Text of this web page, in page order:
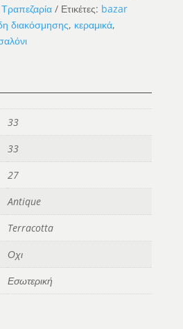
Τραπεζαρία Ετικέτες: bazar
διακόσμησης, κεραμικά,
33
33
27
Antique
Terracotta
Οχι
Εσωτερική